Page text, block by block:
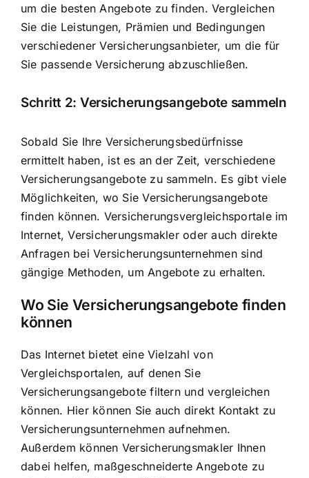
um die besten Angebote zu finden. Vergleichen
Sie die Leistungen, Prämien und Bedingungen
verschiedener Versicherungsanbieter, um die für
Sie passende Versicherung abzuschließen.
Schritt 2: Versicherungsangebote sammeln
Sobald Sie Ihre Versicherungsbedürfnisse
ermittelt haben, ist es an der Zeit, verschiedene
Versicherungsangebote zu sammeln. Es gibt viele
Möglichkeiten, wo Sie Versicherungsangebote
finden können. Versicherungsvergleichsportale im
Internet, Versicherungsmakler oder auch direkte
Anfragen bei Versicherungsunternehmen sind
gängige Methoden, um Angebote zu erhalten.
Wo Sie Versicherungsangebote finden
können
Das Internet bietet eine Vielzahl von
Vergleichsportalen, auf denen Sie
Versicherungsangebote filtern und vergleichen
können. Hier können Sie auch direkt Kontakt zu
Versicherungsunternehmen aufnehmen.
Außerdem können Versicherungsmakler Ihnen
dabei helfen, maßgeschneiderte Angebote zu